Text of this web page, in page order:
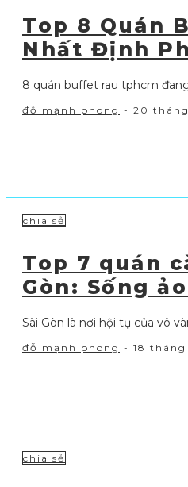
Top 8 Quán
Nhất Định
8 quán buffet rau tphcm
đỗ mạnh phong - 20
chia sẻ
Top 7 quán
Gòn: Sống
Sài Gòn là nơi hội tụ của vô
đỗ mạnh phong - 18 tháng
chia sẻ